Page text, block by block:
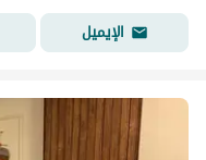
الإيميل